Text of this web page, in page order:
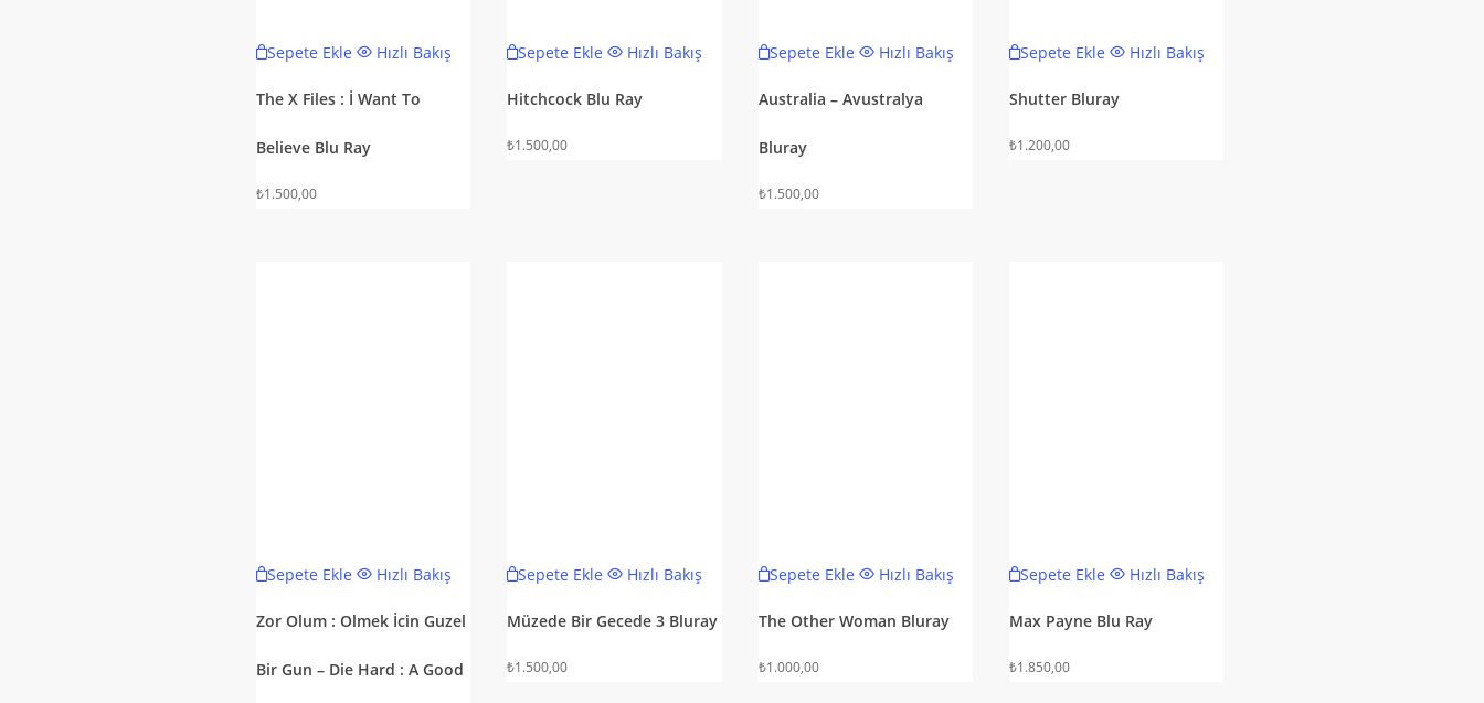
Sepete Ekle Hızlı Bakış
The X Files : İ Want To
Believe Blu Ray
₺1.500,00
Sepete Ekle Hızlı Bakış
Hitchcock Blu Ray
₺1.500,00
Sepete Ekle Hızlı Bakış
Australia – Avustralya
Bluray
₺1.500,00
Sepete Ekle Hızlı Bakış
Shutter Bluray
₺1.200,00
Sepete Ekle Hızlı Bakış
Zor Olum : Olmek İcin Guzel
Bir Gun – Die Hard : A Good
Sepete Ekle Hızlı Bakış
Müzede Bir Gecede 3 Bluray
₺1.500,00
Sepete Ekle Hızlı Bakış
The Other Woman Bluray
₺1.000,00
Sepete Ekle Hızlı Bakış
Max Payne Blu Ray
₺1.850,00